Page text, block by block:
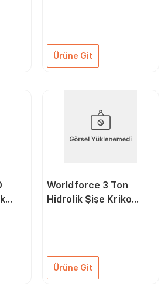
Ürüne Git
Worldforce 3 Ton
Hidrolik Şişe Kriko
Ürüne Git